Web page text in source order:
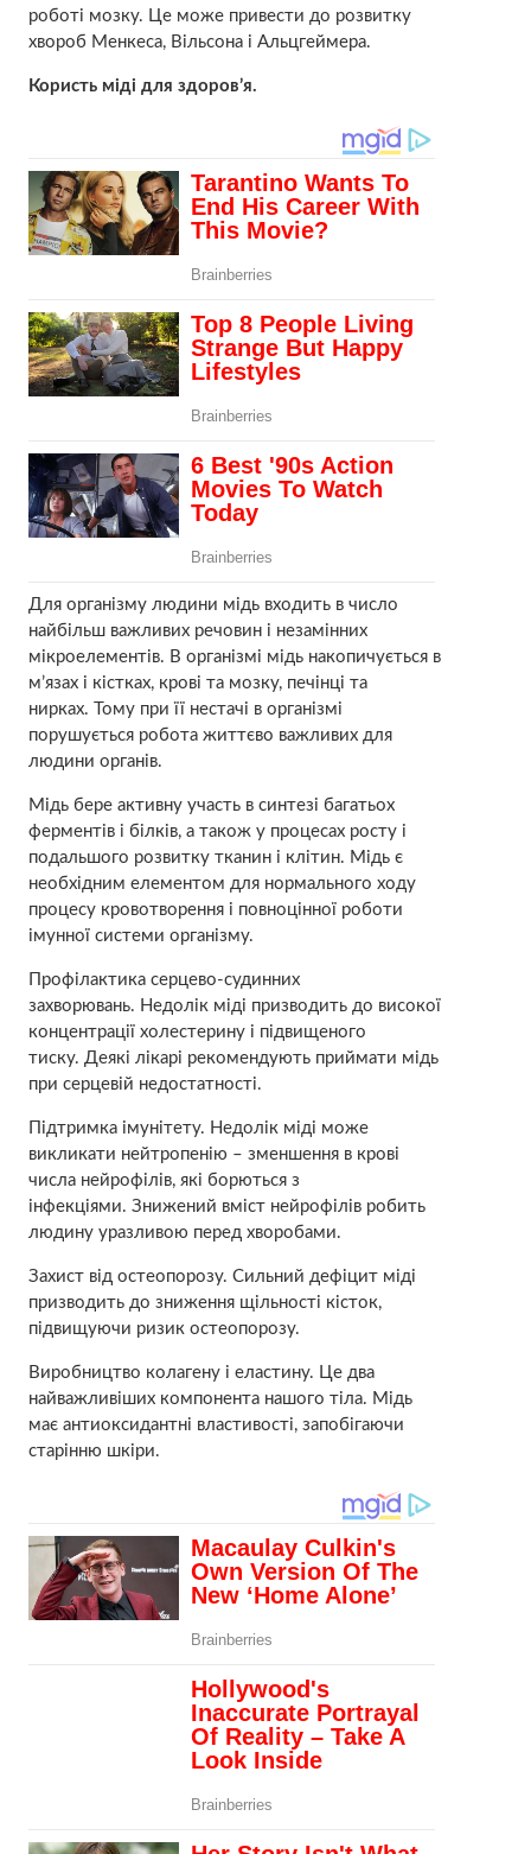
роботі мозку. Це може привести до розвитку
хвороб Менкеса, Вільсона і Альцгеймера.
Користь міді для здоров’я.
Для організму людини мідь входить в число
найбільш важливих речовин і незамінних
мікроелементів. В організмі мідь накопичується в
м’язах і кістках, крові та мозку, печінці та
нирках. Тому при її нестачі в організмі
порушується робота життєво важливих для
людини органів.
Мідь бере активну участь в синтезі багатьох
ферментів і білків, а також у процесах росту і
подальшого розвитку тканин і клітин. Мідь є
необхідним елементом для нормального ходу
процесу кровотворення і повноцінної роботи
імунної системи організму.
Профілактика серцево-судинних
захворювань. Недолік міді призводить до високої
концентрації холестерину і підвищеного
тиску. Деякі лікарі рекомендують приймати мідь
при серцевій недостатності.
Підтримка імунітету. Недолік міді може
викликати нейтропенію – зменшення в крові
числа нейрофілів, які борються з
інфекціями. Знижений вміст нейрофілів робить
людину уразливою перед хворобами.
Захист від остеопорозу. Сильний дефіцит міді
призводить до зниження щільності кісток,
підвищуючи ризик остеопорозу.
Виробництво колагену і еластину. Це два
найважливіших компонента нашого тіла. Мідь
має антиоксидантні властивості, запобігаючи
старінню шкіри.